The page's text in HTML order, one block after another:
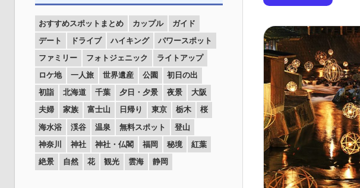
おすすめスポットまとめ カップル
ガイド
デート
ドライブ ハイキング
パワースポット
ファミリー
フォトジェニック
ライトアップ
ロケ地
一人旅 世界遺産 公園
初日の出
初詣
北海道 千葉 夕日・夕景 夜景
大阪
夫婦
家族 富士山 日帰り 東京 栃木
桜
海水浴
渓谷 温泉 無料スポット
登山
神奈川
神社 神社・仏閣 福岡 秘境
紅葉
絶景
自然 花 観光 雲海 静岡